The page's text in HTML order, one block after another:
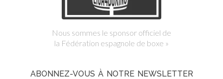
Nous sommes le sponsor officiel de
la Fédération espagnole de boxe »
ABONNEZ-VOUS À NOTRE NEWSLETTER